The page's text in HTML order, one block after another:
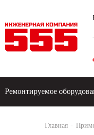
Ремонтируемое
Главная